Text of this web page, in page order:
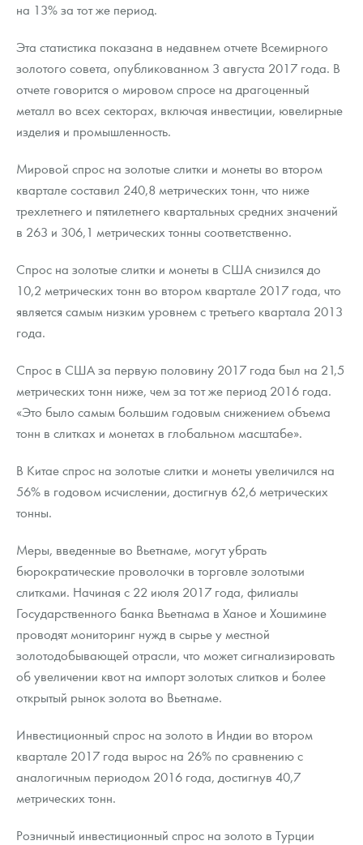
Русская нумизматика
Золотая карманная галерея
Наборы подарочных и коллекционных монет
Монеты и жетоны из недрагоценных металлов
на 13% за тот же период.
Эта статистика показана в недавнем отчете Всемирного
золотого совета, опубликованном 3 августа 2017 года. В
отчете говорится о мировом спросе на драгоценный
металл во всех секторах, включая инвестиции, ювелирные
изделия и промышленность.
Мировой спрос на золотые слитки и монеты во втором
квартале составил 240,8 метрических тонн, что ниже
трехлетнего и пятилетнего квартальных средних значений
в 263 и 306,1 метрических тонны соответственно.
Спрос на золотые слитки и монеты в США снизился до
10,2 метрических тонн во втором квартале 2017 года, что
является самым низким уровнем с третьего квартала 2013
года.
Спрос в США за первую половину 2017 года был на 21,5
метрических тонн ниже, чем за тот же период 2016 года.
«Это было самым большим годовым снижением объема
тонн в слитках и монетах в глобальном масштабе».
В Китае спрос на золотые слитки и монеты увеличился на
56% в годовом исчислении, достигнув 62,6 метрических
тонны.
Меры, введенные во Вьетнаме, могут убрать
бюрократические проволочки в торговле золотыми
слитками. Начиная с 22 июля 2017 года, филиалы
Государственного банка Вьетнама в Ханое и Хошимине
проводят мониторинг нужд в сырье у местной
золотодобывающей отрасли, что может сигнализировать
об увеличении квот на импорт золотых слитков и более
открытый рынок золота во Вьетнаме.
Инвестиционный спрос на золото в Индии во втором
квартале 2017 года вырос на 26% по сравнению с
аналогичным периодом 2016 года, достигнув 40,7
метрических тонн.
Розничный инвестиционный спрос на золото в Турции